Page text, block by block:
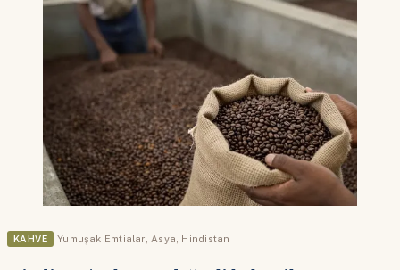
KAHVE Yumuşak Emtialar Asya Hindistan